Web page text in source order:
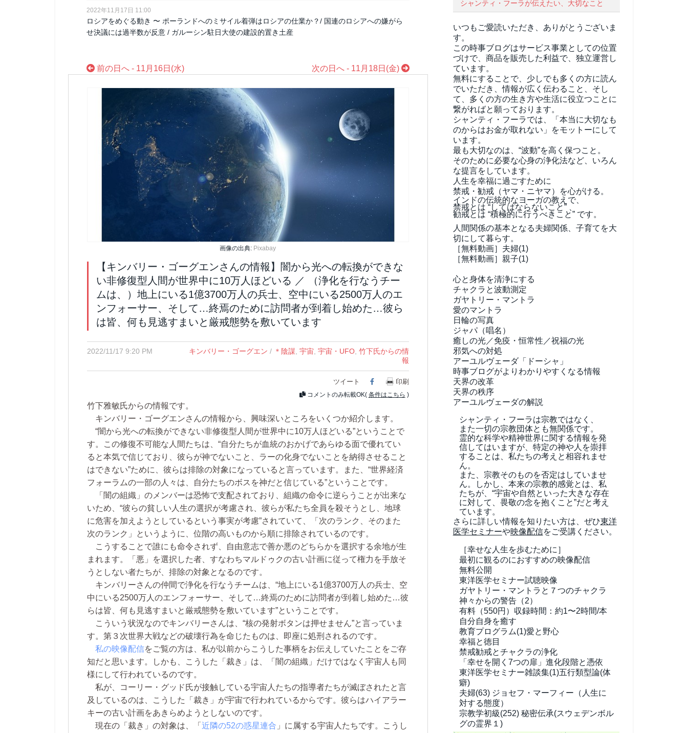
2022年11月17日 11:00
ロシアをめぐる動き 〜 ポーランドへのミサイル着弾はロシアの仕業か？/ 国連のロシアへの嫌がら
せ決議には過半数が反意 / ガルーシン駐日大使の建設的置き土産
前の日へ - 11月16日(水) 次の日へ - 11月18日(金)
画像の出典: Pixabay
【キンバリー・ゴーグエンさんの情報】闇から光への転換ができな
い非修復型人間が世界中に10万人ほどいる ／ （浄化を行なうチー
ムは、）地上にいる1億3700万人の兵士、空中にいる2500万人のエ
ンフォーサー、そして…終焉のために訪問者が到着し始めた…彼ら
は皆、何も見逃すまいと厳戒態勢を敷いています
2022/11/17 9:20 PM キンバリー・ゴーグエン / ＊陰謀, 宇宙, 宇宙・UFO, 竹下氏からの情
報
ツイート Facebook
印刷
コメントのみ転載OK( 条件はこちら )
竹下雅敏氏からの情報です。
キンバリー・ゴーグエンさんの情報から、興味深いところをいくつか紹介します。
“闇から光への転換ができない非修復型人間が世界中に10万人ほどいる”ということで
す。この修復不可能な人間たちは、“自分たちが血統のおかげであらゆる面で優れてい
ると本気で信じており、彼らが神でないこと、ラーの化身でないことを納得させること
はできない”ために、彼らは排除の対象になっていると言っています。また、“世界経済
フォーラムの一部の人々は、自分たちのボスを神だと信じている”ということです。
「闇の組織」のメンバーは恐怖で支配されており、組織の命令に逆らうことが出来な
いため、“彼らの貧しい人生の選択が考慮され、彼らが私たち全員を殺そうとし、地球
に危害を加えようとしているという事実が考慮”されていて、「次のランク、そのまた
次のランク」というように、位階の高いものから順に排除されているのです。
こうすることで誰にも命令されず、自由意志で善か悪のどちらかを選択する余地が生
まれます。「悪」を選択した者、すなわちマルドゥクの古い計画に従って権力を手放そ
うとしない者たちが、排除の対象となるのです。
キンバリーさんの仲間で浄化を行なうチームは、“地上にいる1億3700万人の兵士、空
中にいる2500万人のエンフォーサー、そして…終焉のために訪問者が到着し始めた…彼
らは皆、何も見逃すまいと厳戒態勢を敷いています”ということです。
こういう状況なのでキンバリーさんは、“核の発射ボタンは押せません”と言っていま
す。第３次世界大戦などの破壊行為を命じたものは、即座に処刑されるのです。
私の映像配信をご覧の方は、私が以前からこうした事柄をお伝えしていたことをご存
知だと思います。しかも、こうした「裁き」は、「闇の組織」だけではなく宇宙人も同
様にして行われているのです。
私が、コーリー・グッド氏が接触している宇宙人たちの指導者たちが滅ぼされたと言
及しているのは、こうした「裁き」が宇宙で行われているからです。彼らはハイアラー
キーの古い計画をあきらめようとしないのです。
現在の「裁き」の対象は、「 近隣の52の惑星連合 」に属する宇宙人たちです。こうし
シャンティ・フーラが伝えたい、大切なこと
いつもご愛読いただき、ありがとうございま
す。
この時事ブログはサービス事業としての位置
づけで、商品を販売した利益で、独立運営し
ています。
無料にすることで、少しでも多くの方に読ん
でいただき、情報が広く伝わること、そし
て、 多くの方の生き方や生活に役立つことに
繋がればと願っております。
シャンティ・フーラでは、「本当に大切なも
のからはお金が取れない」をモットーにして
います。
最も大切なのは、“波動”を高く保つこと。
そのために必要な心身の浄化法など、いろん
な提言をしています。
人生を幸福に過ごすために
禁戒・勧戒（ヤマ・ニヤマ）を心がける。
インドの伝統的なヨーガの教えで、
禁戒とは “してはならないこと” 、
勧戒とは “積極的に行うべきこと” です。
人間関係の基本となる夫婦関係、子育てを大
切にして暮らす。
［無料動画］夫婦(1)
［無料動画］親子(1)
心と身体を清浄にする
チャクラと波動測定
ガヤトリー・マントラ
愛のマントラ
日輪の写真
ジャパ（唱名）
癒しの光／免疫・恒常性／祝福の光
邪気への対処
アーユルヴェーダ「ドーシャ」
時事ブログがよりわかりやすくなる情報
天界の改革
天界の秩序
アーユルヴェーダの解説
シャンティ・フーラは宗教ではなく、
また一切の宗教団体とも無関係です。
霊的な科学や精神世界に関する情報を発
信してはいますが、特定の神や人を崇拝
することは、私たちの考えと相容れませ
ん。
また、宗教そのものを否定はしていませ
ん。しかし、本来の宗教的感覚とは、私
たちが、“宇宙や自然といった大きな存在
に対して、畏敬の念を抱くこと”だと考え
ています。
さらに詳しい情報を知りたい方は、ぜひ東洋
医学セミナーや映像配信をご受講ください。
［幸せな人生を歩むために］
最初に観るのにおすすめの映像配信
無料公開
東洋医学セミナー試聴映像
ガヤトリー・マントラと７つのチャクラ
神々からの警告（2）
有料（550円） 収録時間：約1〜2時間/本
自分自身を癒す
教育プログラム(1)愛と野心
幸福と徳目
禁戒勧戒とチャクラの浄化
「幸せを開く7つの扉」進化段階と憑依
東洋医学セミナー雑談集(1)五行類型論(体
癖)
夫婦(63) ジョセフ・マーフィー（人生に
対する態度）
宗教学初級(252) 秘密伝承(スウェデンボル
グの霊界１)